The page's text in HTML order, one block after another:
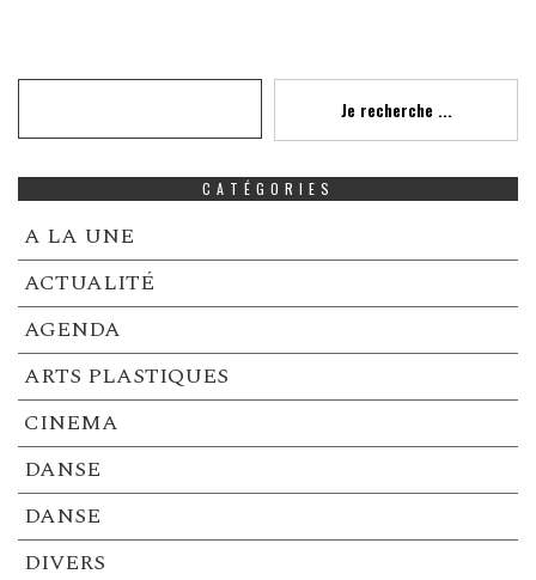
Je recherche ...
CATÉGORIES
A LA UNE
ACTUALITÉ
AGENDA
ARTS PLASTIQUES
CINEMA
DANSE
DANSE
DIVERS